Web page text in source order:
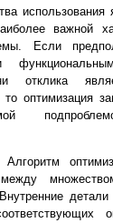
использования
важной
Если
отклика
оптимизация
Алгоритм